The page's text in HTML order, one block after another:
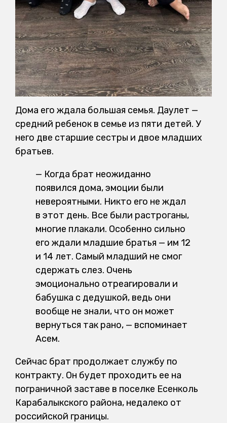
Дома его ждала большая семья. Даулет —
средний ребенок в семье из пяти детей. У
него две старшие сестры и двое младших
братьев.
— Когда брат неожиданно
появился дома, эмоции были
невероятными. Никто его не ждал
в этот день. Все были растроганы,
многие плакали. Особенно сильно
его ждали младшие братья — им 12
и 14 лет. Самый младший не смог
сдержать слез. Очень
эмоционально отреагировали и
бабушка с дедушкой, ведь они
вообще не знали, что он может
вернуться так рано, — вспоминает
Асем.
Сейчас брат продолжает службу по
контракту. Он будет проходить ее на
пограничной заставе в поселке Есенколь
Карабалыкского района, недалеко от
российской границы.